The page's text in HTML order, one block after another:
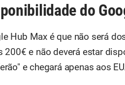
do
Hub Max é que não será
200€ e não deverá estar
e chegará apenas aos